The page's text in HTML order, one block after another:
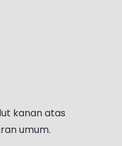
kanan atas
umum.